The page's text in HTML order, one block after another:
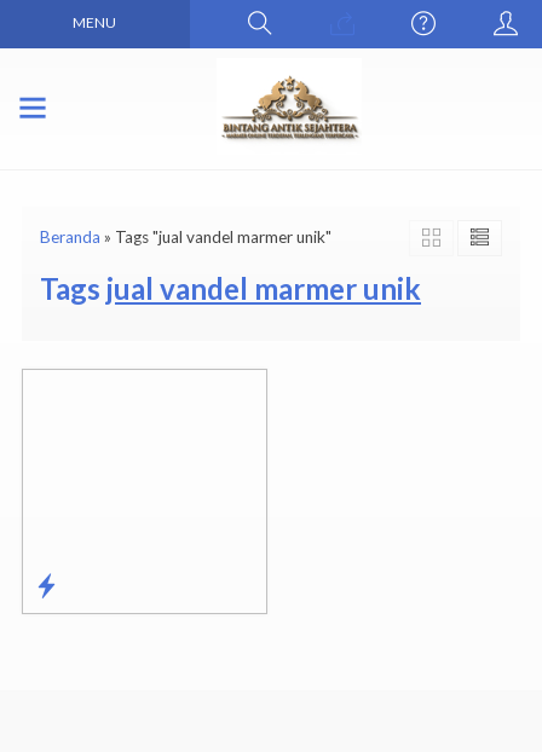
MENU
Beranda » Tags "jual vandel marmer unik"
Tags jual vandel marmer unik